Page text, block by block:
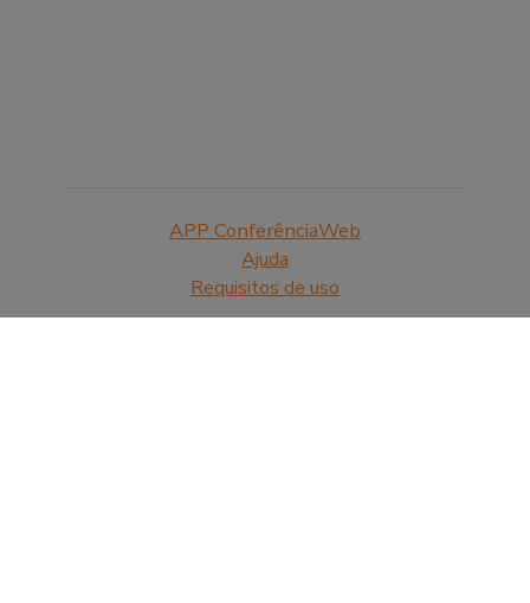
APP ConferênciaWeb
Ajuda
Requisitos de uso